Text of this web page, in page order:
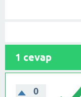
1 cevap
0